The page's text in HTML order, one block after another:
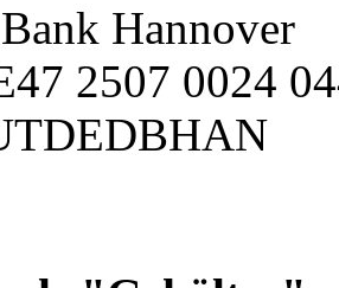
Hannover
2507 0024